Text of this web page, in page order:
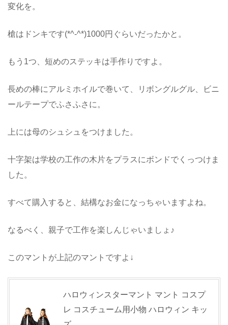
変化を。
槍はドンキです(*^-^*)1000円ぐらいだったかと。
もう1つ、短めのステッキは手作りですよ。
長めの棒にアルミホイルで巻いて、リボングルグル、ビニ
ールテープでふさふさに。
上には母のシュシュをつけました。
十字架は学校の工作の木片をプラスにボンドでくっつけま
した。
すべて購入すると、結構なお金になっちゃいますよね。
なるべく、親子で工作を楽しんじゃいましょ♪
このマントが上記のマントですよ↓
ハロウィンスターマント マント コスプ
レ コスチューム用小物 ハロウィン キッ